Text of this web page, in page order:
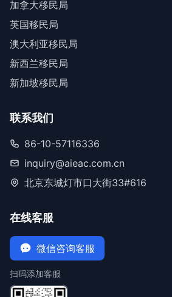
加拿大移民局
英国移民局
澳大利亚移民局
新西兰移民局
新加坡移民局
联系我们
86-10-57116336
inquiry@aieac.com.cn
北京东城灯市口大街33#616
在线客服
微信咨询客服
扫码添加客服